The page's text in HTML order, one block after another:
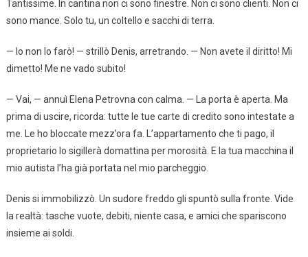
Tantissime. In cantina non ci sono finestre. Non ci sono clienti. Non ci
sono mance. Solo tu, un coltello e sacchi di terra.
— Io non lo farò! — strillò Denis, arretrando. — Non avete il diritto! Mi
dimetto! Me ne vado subito!
— Vai, — annuì Elena Petrovna con calma. — La porta è aperta. Ma
prima di uscire, ricorda: tutte le tue carte di credito sono intestate a
me. Le ho bloccate mezz’ora fa. L’appartamento che ti pago, il
proprietario lo sigillerà domattina per morosità. E la tua macchina il
mio autista l’ha già portata nel mio parcheggio.
Denis si immobilizzò. Un sudore freddo gli spuntò sulla fronte. Vide
la realtà: tasche vuote, debiti, niente casa, e amici che spariscono
insieme ai soldi.